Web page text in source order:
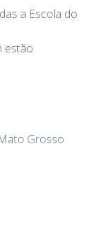
a Escola do
estão
Grosso